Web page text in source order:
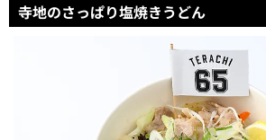
寺地のさっぱり塩焼きうどん